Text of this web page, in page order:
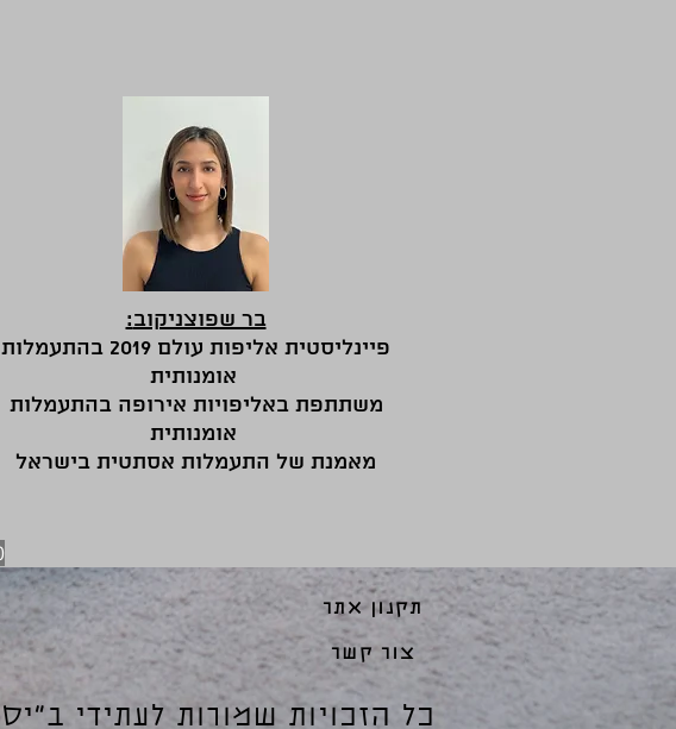
:בר שפוצניקוב
פיינליסטית אליפות עולם 2019 בהתעמלות
משתתפת באליפויות אירופה בהתעמלות
מאמנת של התעמלות אסתטית בישראל
תקנון אתר
צור קשר
© כל הזכויות שמורות לעתידי